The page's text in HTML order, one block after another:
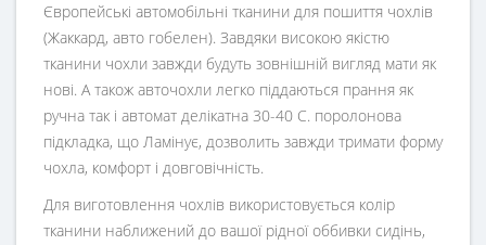
Європейські автомобільні тканини для пошиття чохлів
(Жаккард, авто гобелен). Завдяки високою якістю
тканини чохли завжди будуть зовнішній вигляд мати як
нові. А також авточохли легко піддаються прання як
ручна так і автомат делікатна 30-40 С. поролонова
підкладка, що Ламінує, дозволить завжди тримати форму
чохла, комфорт і довговічність.
Для виготовлення чохлів використовується колір
тканини наближений до вашої рідної оббивки сидінь,